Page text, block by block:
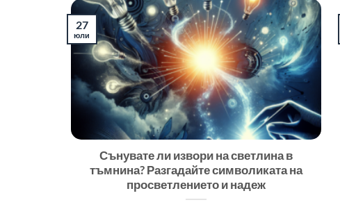
Сънувате ли извори на светлина в
тъмнина? Разгадайте символиката на
просветлението и надеж
27
юли